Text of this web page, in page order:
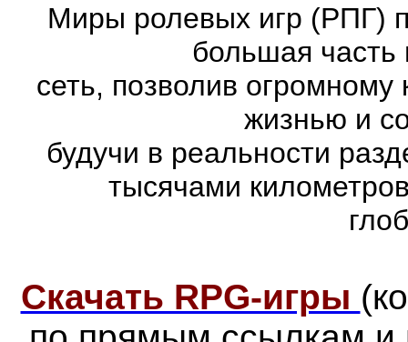
Миры ролевых игр (РПГ)
большая часть
сеть, позволив огромному
жизнью и
будучи в реальности
тысячами
Скачать RPG-игры